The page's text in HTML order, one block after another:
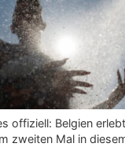
offiziell: Belgien
zweiten Mal in